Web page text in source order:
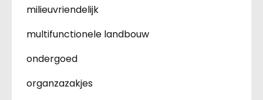
milieuvriendelijk
multifunctionele landbouw
ondergoed
organzazakjes